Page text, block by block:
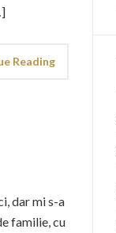
Reading
dar mi s-a
familie, cu